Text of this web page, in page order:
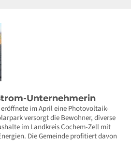
Unternehmerin
im April eine Photovoltaik-
versorgt die Bewohner, diverse
im Landkreis Cochem-Zell mit
Die Gemeinde profitiert davon